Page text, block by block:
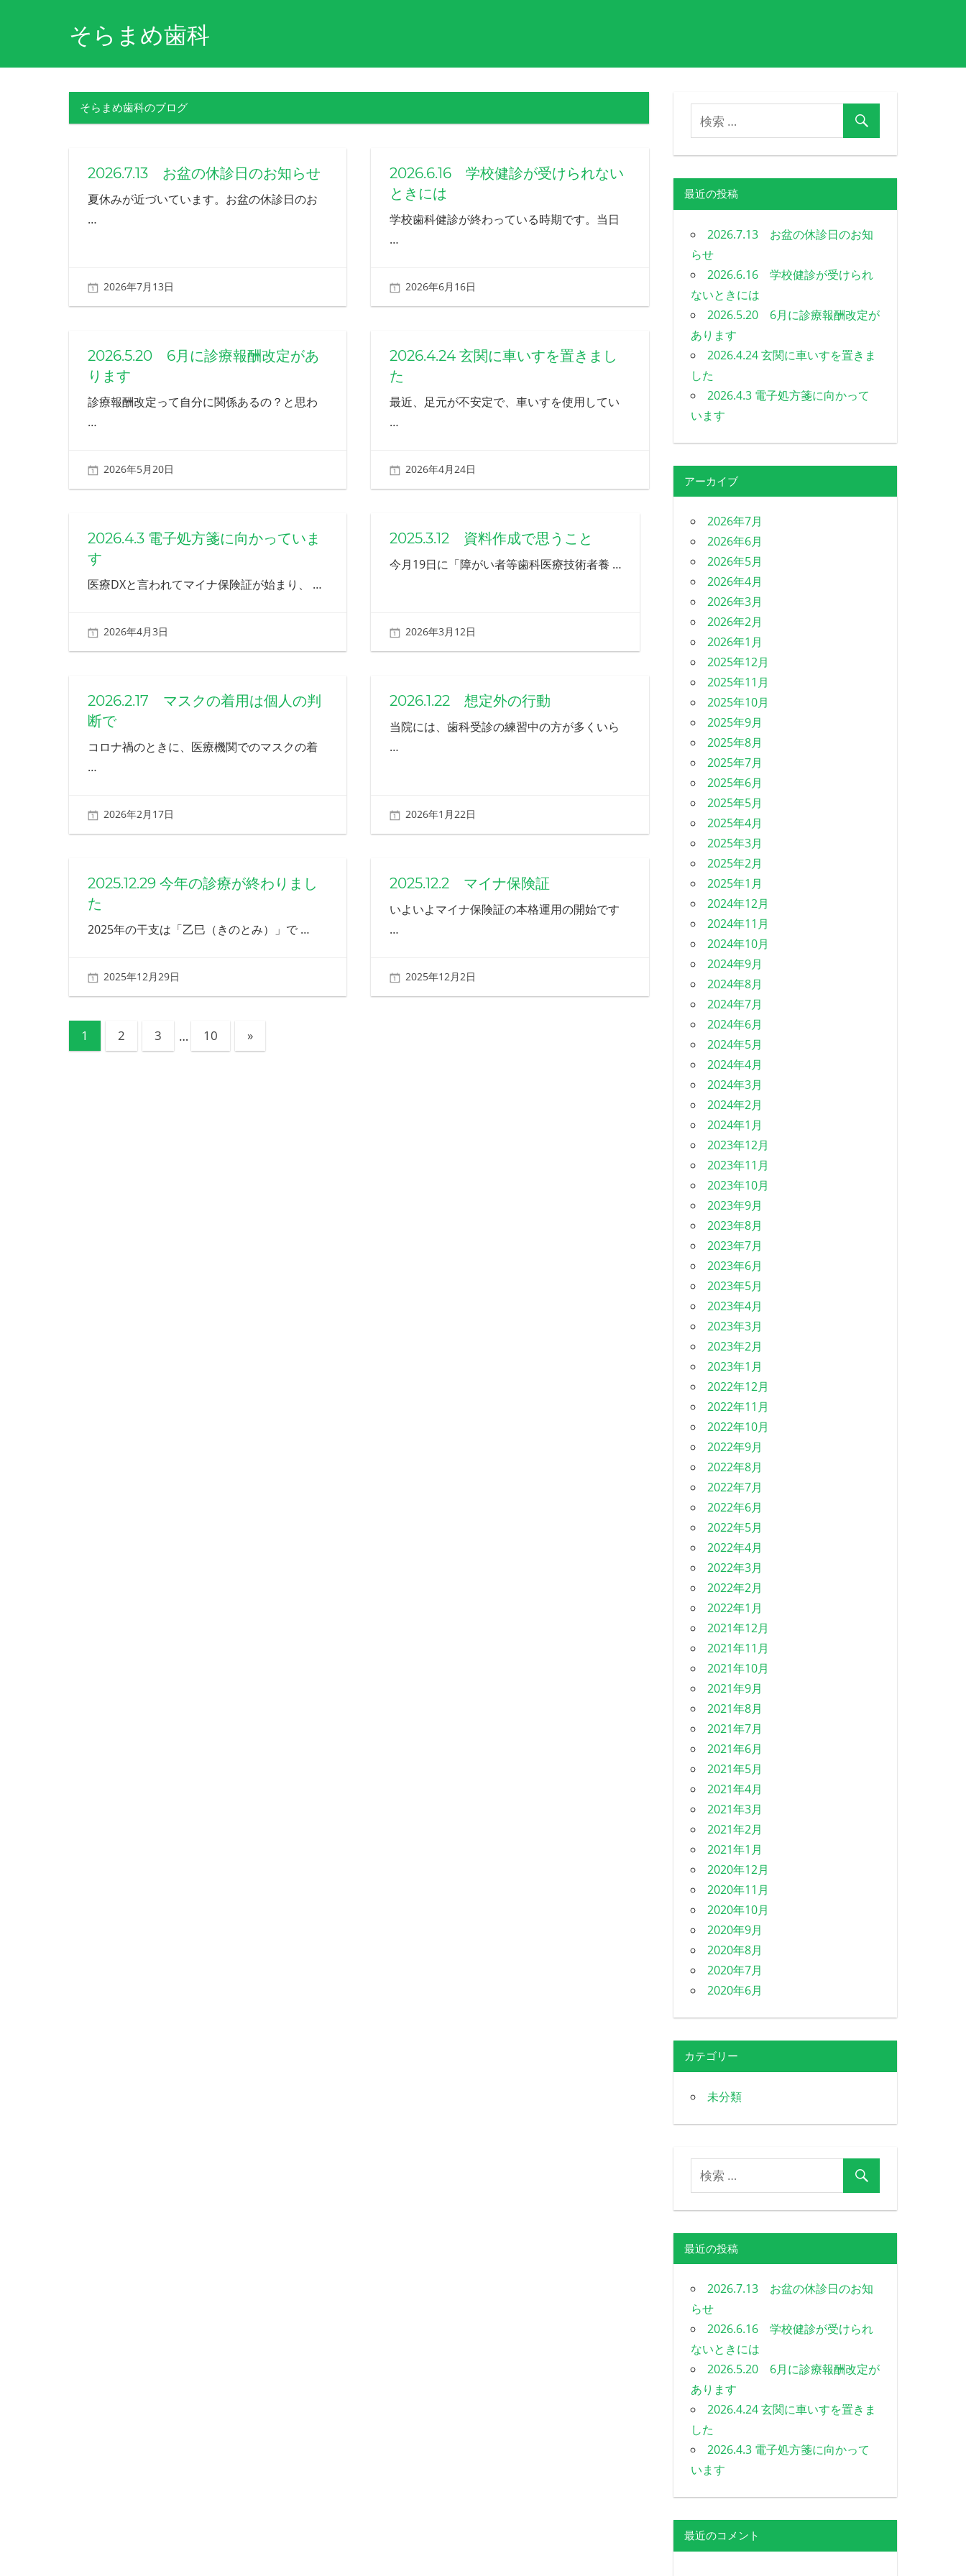
ン
そらまめ歯科
や
気
そらまめ歯科のブログ
2026.7.13 お盆の休診日のお知らせ
夏休みが近づいています。お盆の休診日のお
…
2026年7月13日
2026.6.16 学校健診が受けられない
ときには
学校歯科健診が終わっている時期です。当日
…
2026年6月16日
2026.5.20 6月に診療報酬改定があ
ります
診療報酬改定って自分に関係あるの？と思わ
…
2026年5月20日
2026.4.24 玄関に車いすを置きまし
た
最近、足元が不安定で、車いすを使用してい
…
2026年4月24日
2026.4.3 電子処方箋に向かっていま
す
医療DXと言われてマイナ保険証が始まり、 …
2026年4月3日
2025.3.12 資料作成で思うこと
今月19日に「障がい者等歯科医療技術者養 …
2026年3月12日
2026.2.17 マスクの着用は個人の判
断で
コロナ禍のときに、医療機関でのマスクの着
…
2026年2月17日
2026.1.22 想定外の行動
当院には、歯科受診の練習中の方が多くいら
…
2026年1月22日
2025.12.29 今年の診療が終わりまし
た
2025年の干支は「乙巳（きのとみ）」で …
2025年12月29日
2025.12.2 マイナ保険証
いよいよマイナ保険証の本格運用の開始です
…
2025年12月2日
投
1 2 3 … 10
次
の
»
最近の投稿
2026.7.13 お盆の休診日のお知
らせ
2026.6.16 学校健診が受けられ
ないときには
2026.5.20 6月に診療報酬改定が
あります
2026.4.24 玄関に車いすを置きま
した
2026.4.3 電子処方箋に向かって
います
アーカイブ
2026年7月
2026年6月
2026年5月
2026年4月
2026年3月
2026年2月
2026年1月
2025年12月
2025年11月
2025年10月
2025年9月
2025年8月
2025年7月
2025年6月
2025年5月
2025年4月
2025年3月
2025年2月
2025年1月
2024年12月
2024年11月
2024年10月
2024年9月
2024年8月
2024年7月
2024年6月
2024年5月
2024年4月
2024年3月
2024年2月
2024年1月
2023年12月
2023年11月
2023年10月
2023年9月
2023年8月
2023年7月
2023年6月
2023年5月
2023年4月
2023年3月
2023年2月
2023年1月
2022年12月
2022年11月
2022年10月
2022年9月
2022年8月
2022年7月
2022年6月
2022年5月
2022年4月
2022年3月
2022年2月
2022年1月
2021年12月
2021年11月
2021年10月
2021年9月
2021年8月
2021年7月
2021年6月
2021年5月
2021年4月
2021年3月
2021年2月
2021年1月
2020年12月
2020年11月
2020年10月
2020年9月
2020年8月
2020年7月
2020年6月
カテゴリー
未分類
最近の投稿
2026.7.13 お盆の休診日のお知
らせ
2026.6.16 学校健診が受けられ
ないときには
2026.5.20 6月に診療報酬改定が
あります
2026.4.24 玄関に車いすを置きま
した
2026.4.3 電子処方箋に向かって
います
最近のコメント